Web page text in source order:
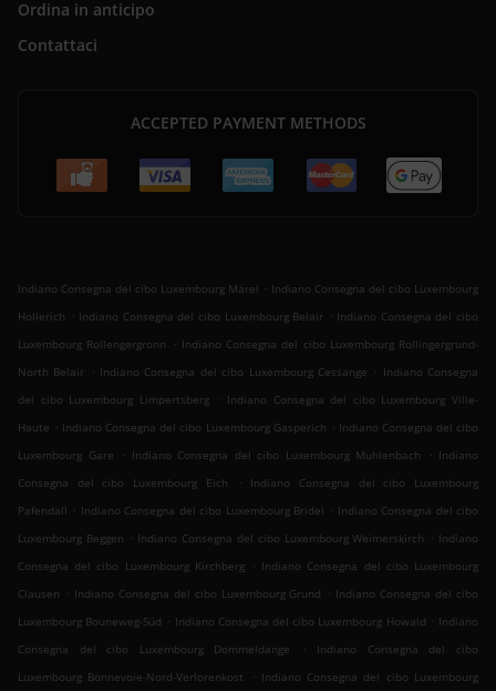
Ordina in anticipo
Contattaci
ACCEPTED PAYMENT METHODS
Indiano Consegna del cibo Luxembourg Märel . Indiano Consegna del cibo Luxembourg
Hollerich . Indiano Consegna del cibo Luxembourg Belair . Indiano Consegna del cibo
Luxembourg Rollengergronn
. Indiano Consegna del cibo Luxembourg Rollingergrund-
North Belair . Indiano Consegna del cibo Luxembourg Cessange . Indiano Consegna
del cibo Luxembourg Limpertsberg . Indiano Consegna del cibo Luxembourg Ville-
Haute . Indiano Consegna del cibo Luxembourg Gasperich . Indiano Consegna del cibo
Luxembourg Gare
. Indiano Consegna del cibo Luxembourg Muhlenbach . Indiano
Consegna del cibo Luxembourg Eich
.
Indiano Consegna del cibo Luxembourg
Pafendall . Indiano Consegna del cibo Luxembourg Bridel . Indiano Consegna del cibo
Luxembourg Beggen . Indiano Consegna del cibo Luxembourg Weimerskirch . Indiano
Consegna del cibo Luxembourg Kirchberg . Indiano Consegna del cibo Luxembourg
Clausen . Indiano Consegna del cibo Luxembourg Grund . Indiano Consegna del cibo
Luxembourg Bouneweg-Süd . Indiano Consegna del cibo Luxembourg Howald . Indiano
Consegna del cibo Luxembourg Dommeldange
.
Indiano Consegna del cibo
Luxembourg Bonnevoie-Nord-Verlorenkost
. Indiano Consegna del cibo Luxembourg